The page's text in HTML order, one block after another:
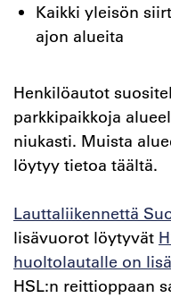
Kaikki yleisön
ajon alueita
Henkilöautot
parkkipaikkoja
niukasti. Muista
löytyy tietoa täältä.
Lauttaliikennettä
lisävuorot löytyvät
huoltolautalle on
HSL:n reittioppaan